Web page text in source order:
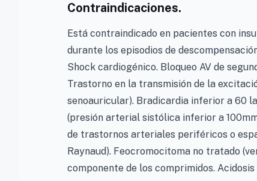
Contraindicaciones.
Está contraindicado en pacientes con
durante los episodios de
Shock cardiogénico. Bloqueo AV de
Trastorno en la transmisión de la
senoauricular). Bradicardia inferior a 60
(presión arterial sistólica inferior a
de trastornos arteriales periféricos o
Raynaud). Feocromocitoma no tratado
componente de los comprimidos.